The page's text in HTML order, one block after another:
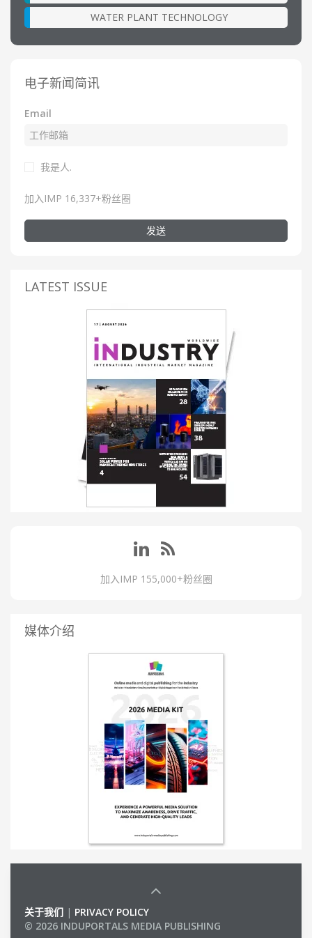
WATER PLANT TECHNOLOGY
电子新闻简讯
Email
我是人.
加入IMP 16,337+粉丝圈
发送
LATEST ISSUE
加入IMP 155,000+粉丝圈
媒体介绍
关于我们 | PRIVACY POLICY
© 2026 INDUPORTALS MEDIA PUBLISHING